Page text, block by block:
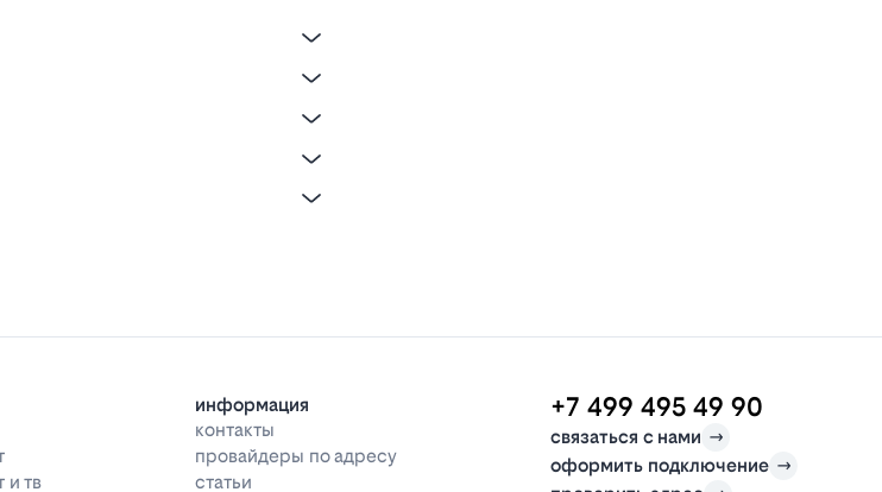
и тв
информация
контакты
провайдеры по адресу
статьи
+7 499 495 49 90
связаться с нами
оформить подключение